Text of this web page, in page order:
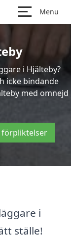
Menu
i Hjälteby?
icke bindande
med omnejd
förpliktelser
i
ställe!